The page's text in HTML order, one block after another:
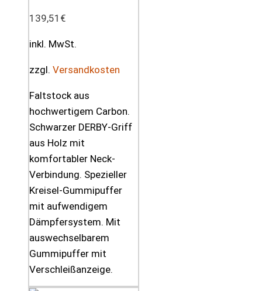
139,51 €
inkl. MwSt.
zzgl. Versandkosten
Faltstock aus
hochwertigem Carbon.
Schwarzer DERBY-Griff
aus Holz mit
komfortabler Neck-
Verbindung. Spezieller
Kreisel-Gummipuffer
mit aufwendigem
Dämpfersystem. Mit
auswechselbarem
Gummipuffer mit
Verschleißanzeige.